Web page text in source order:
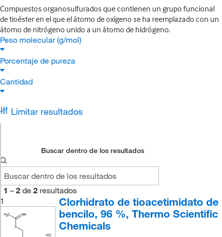
Compuestos organosulfurados que contienen un grupo funcional
de tioéster en el que el átomo de oxígeno se ha reemplazado con un
átomo de nitrógeno unido a un átomo de hidrógeno.
Peso molecular (g/mol)
Porcentaje de pureza
Cantidad
Limitar resultados
Buscar dentro de los resultados
1 – 2 de 2 resultados
1
Clorhidrato de tioacetimidato de
bencilo, 96 %, Thermo Scientific
Chemicals